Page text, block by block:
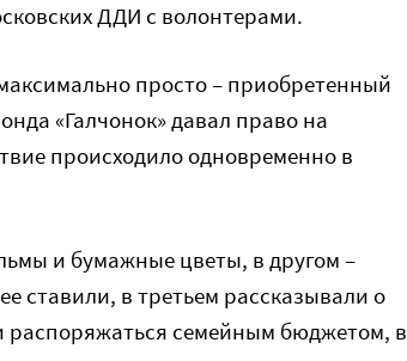
ДДИ с волонтерами.
просто – приобретенный
«Галчонок» давал право на
происходило одновременно в
и бумажные цветы, в другом –
ставили, в третьем рассказывали о
распоряжаться семейным бюджетом, в